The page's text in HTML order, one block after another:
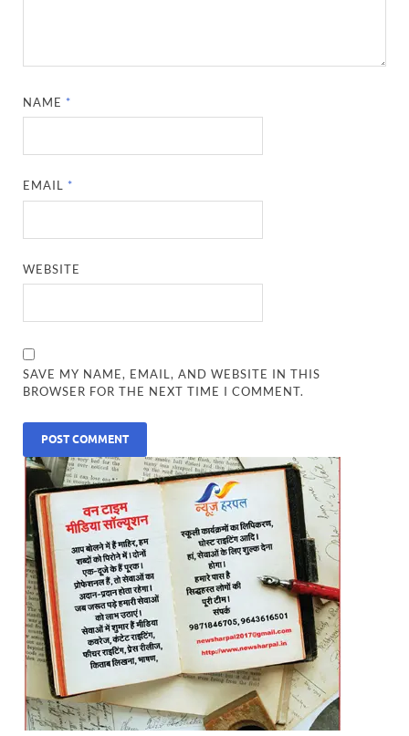
NAME *
EMAIL *
WEBSITE
SAVE MY NAME, EMAIL, AND WEBSITE IN THIS
BROWSER FOR THE NEXT TIME I COMMENT.